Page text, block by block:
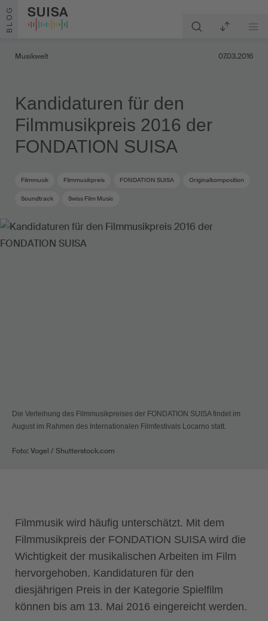
Zum Inhalt springen
BLOG
Musikwelt 07.03.2016
Kandidaturen für den
Filmmusikpreis 2016 der
FONDATION SUISA
Filmmusik Filmmusikpreis FONDATION SUISA Originalkomposition
Soundtrack Swiss Film Music
Die Verleihung des Filmmusikpreises der FONDATION SUISA findet im
August im Rahmen des Internationalen Filmfestivals Locarno statt.
Foto: Vogel / Shutterstock.com
Filmmusik wird häufig unterschätzt. Mit dem
Filmmusikpreis der FONDATION SUISA wird die
Wichtigkeit der musikalischen Arbeiten im Film
hervorgehoben. Kandidaturen für den
diesjährigen Preis in der Kategorie Spielfilm
können bis am 13. Mai 2016 eingereicht werden.